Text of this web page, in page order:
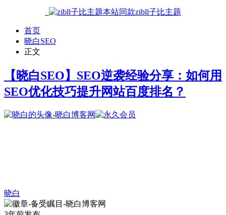
本站同款zibll子比主题
首页
晓白SEO
正文
【晓白SEO】SEO逆袭经验分享：如何用
SEO优化技巧提升网站百度排名？
晓白